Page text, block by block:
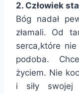
2. Człowiek
Bóg nadał
złamali. Od
serca,które
podoba.
życiem. Nie
i siły